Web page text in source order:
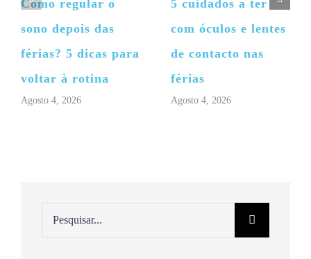
Como regular o
sono depois das
férias? 5 dicas para
voltar à rotina
Agosto 4, 2026
5 cuidados a ter
com óculos e lentes
de contacto nas
férias
Agosto 4, 2026